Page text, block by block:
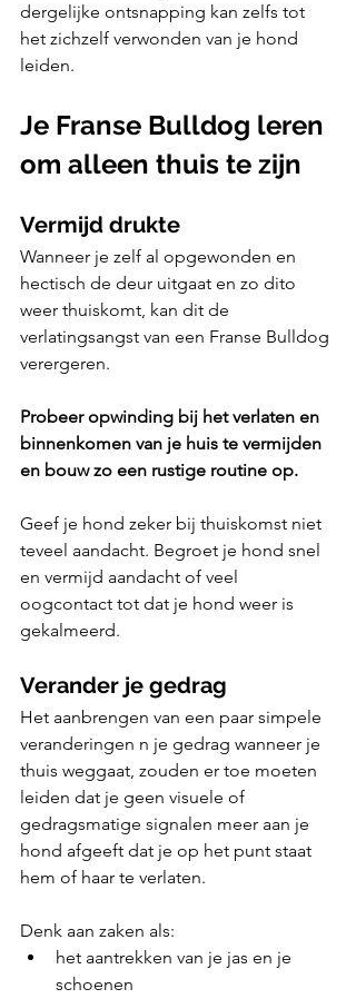
dergelijke ontsnapping kan zelfs tot
het zichzelf verwonden van je hond
leiden.
Je Franse Bulldog leren
om alleen thuis te zijn
Vermijd drukte
Wanneer je zelf al opgewonden en
hectisch de deur uitgaat en zo dito
weer thuiskomt, kan dit de
verlatingsangst van een Franse Bulldog
verergeren.
Probeer opwinding bij het verlaten en
binnenkomen van je huis te vermijden
en bouw zo een rustige routine op.
Geef je hond zeker bij thuiskomst niet
teveel aandacht. Begroet je hond snel
en vermijd aandacht of veel
oogcontact tot dat je hond weer is
gekalmeerd.
Verander je gedrag
Het aanbrengen van een paar simpele
veranderingen n je gedrag wanneer je
thuis weggaat, zouden er toe moeten
leiden dat je geen visuele of
gedragsmatige signalen meer aan je
hond afgeeft dat je op het punt staat
hem of haar te verlaten.
Denk aan zaken als:
het aantrekken van je jas en je
schoenen